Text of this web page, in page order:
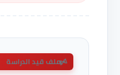
ملف قيد الدراسة